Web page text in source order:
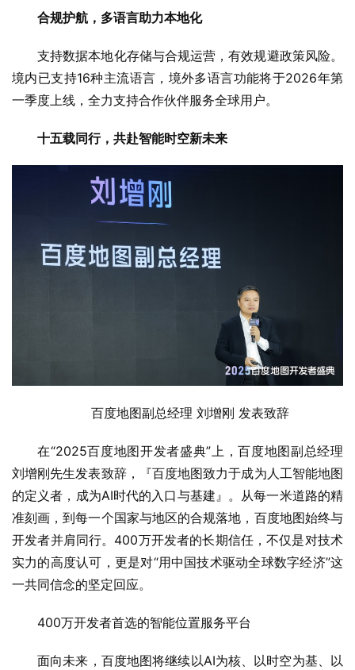
合规护航，多语言助力本地化
支持数据本地化存储与合规运营，有效规避政策风险。
境内已支持16种主流语言，境外多语言功能将于2026年第
一季度上线，全力支持合作伙伴服务全球用户。
十五载同行，共赴智能时空新未来
百度地图副总经理 刘增刚 发表致辞
在“2025百度地图开发者盛典”上，百度地图副总经理
刘增刚先生发表致辞，『百度地图致力于成为人工智能地图
的定义者，成为AI时代的入口与基建』。从每一米道路的精
准刻画，到每一个国家与地区的合规落地，百度地图始终与
开发者并肩同行。400万开发者的长期信任，不仅是对技术
实力的高度认可，更是对“用中国技术驱动全球数字经济”这
一共同信念的坚定回应。
400万开发者首选的智能位置服务平台
面向未来，百度地图将继续以AI为核、以时空为基、以